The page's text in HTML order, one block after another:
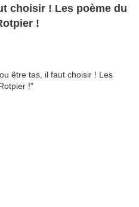
choisir ! Les poème du
!